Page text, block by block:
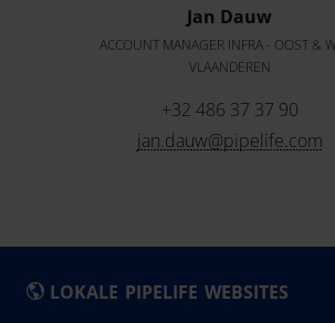
Jan Dauw
ACCOUNT MANAGER INFRA - OOST &
VLAANDEREN
+32 486 37 37 90
jan.dauw@pipelife.com
LOKALE PIPELIFE WEBSITES